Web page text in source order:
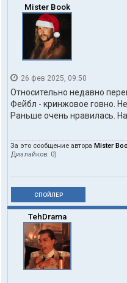
Mister Book
26 фев 2025, 09:50
Относительно недавно
Фейбл - кринжовое говно.
Раньше очень нравилась.
За это сообщение автора Mister
Дизлайков: 0)
СПОЙЛЕР
TehDrama